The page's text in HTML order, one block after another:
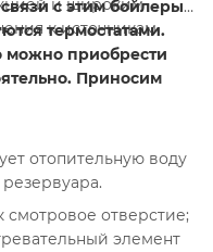
и широким
к источникам
с этим бойлеры
термостатами.
можно приобрести
Приносим
отопительную воду
резервуара.
смотровое отверстие;
элемент